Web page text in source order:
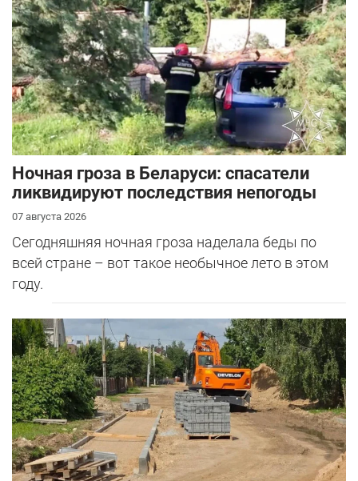
Ночная гроза в Беларуси: спасатели
ликвидируют последствия непогоды
07 августа 2026
Сегодняшняя ночная гроза наделала беды по
всей стране – вот такое необычное лето в этом
году.